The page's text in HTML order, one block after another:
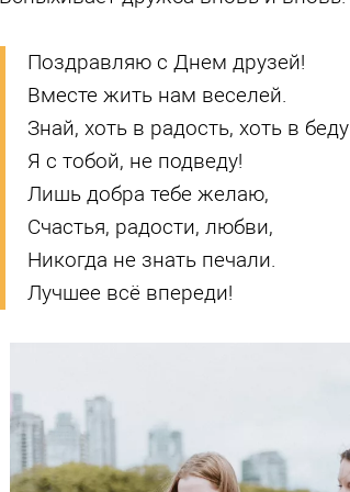
Поздравляю с Днем друзей!
Вместе жить нам веселей.
Знай, хоть в радость, хоть в беду
Я с тобой, не подведу!
Лишь добра тебе желаю,
Счастья, радости, любви,
Никогда не знать печали.
Лучшее всё впереди!